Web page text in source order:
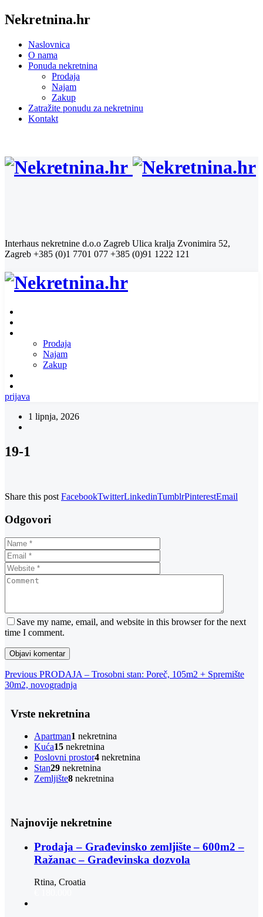
Nekretnina.hr
Naslovnica
O nama
Ponuda nekretnina
Prodaja
Najam
Zakup
Zatražite ponudu za nekretninu
Kontakt
Interhaus nekretnine d.o.o Zagreb Ulica kralja Zvonimira 52,
Zagreb +385 (0)1 7701 077 +385 (0)91 1222 121
Prodaja
Najam
Zakup
prijava
1 lipnja, 2026
19-1
Share this post FacebookTwitterLinkedinTumblrPinterestEmail
Odgovori
Save my name, email, and website in this browser for the next
time I comment.
Navigacija
objava
Previous
Post
Previous PRODAJA – Trosobni stan: Poreč, 105m2 + Spremište
30m2, novogradnja
Vrste nekretnina
Apartman1 nekretnina
Kuća15 nekretnina
Poslovni prostor4 nekretnina
Stan29 nekretnina
Zemljište8 nekretnina
Najnovije nekretnine
Prodaja – Građevinsko zemljište – 600m2 –
Ražanac – Građevinska dozvola
Rtina, Croatia